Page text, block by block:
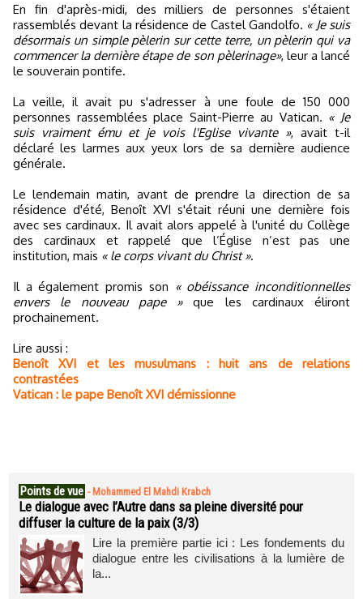
En fin d'après-midi, des milliers de personnes s'étaient
rassemblés devant la résidence de Castel Gandolfo. « Je suis
désormais un simple pèlerin sur cette terre, un pèlerin qui va
commencer la dernière étape de son pèlerinage», leur a lancé
le souverain pontife.
La veille, il avait pu s'adresser à une foule de 150 000
personnes rassemblées place Saint-Pierre au Vatican. « Je
suis vraiment ému et je vois l'Eglise vivante », avait t-il
déclaré les larmes aux yeux lors de sa dernière audience
générale.
Le lendemain matin, avant de prendre la direction de sa
résidence d'été, Benoît XVI s'était réuni une dernière fois
avec ses cardinaux. Il avait alors appelé à l'unité du Collège
des cardinaux et rappelé que l’Église n’est pas une
institution, mais « le corps vivant du Christ ».
Il a également promis son « obéissance inconditionnelles
envers le nouveau pape »que les cardinaux éliront
prochainement.
Lire aussi :
Benoît XVI et les musulmans : huit ans de relations
contrastées
Vatican : le pape Benoît XVI démissionne
Points de vue - Mohammed El Mahdi Krabch
Le dialogue avec l’Autre dans sa pleine diversité pour
diffuser la culture de la paix (3/3)
Lire la première partie ici : Les fondements du
dialogue entre les civilisations à la lumière de
la...